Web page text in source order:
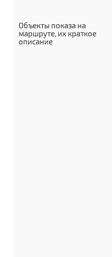
Объекты показа на
маршруте, их краткое
описание